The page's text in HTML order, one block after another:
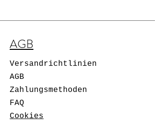
AGB
Versandrichtlinien
AGB
Zahlungsmethoden
FAQ
Cookies